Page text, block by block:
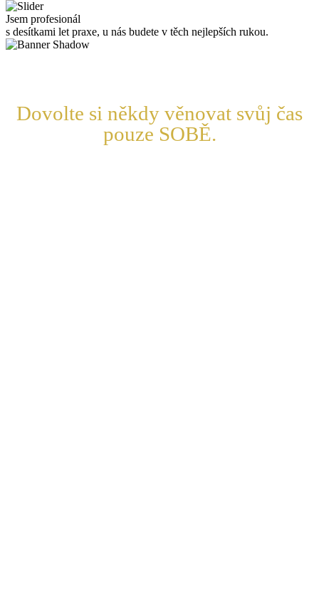
Jsem profesionál
s desítkami let praxe, u nás budete v těch nejlepších rukou.
Dovolte si někdy věnovat svůj čas
pouze SOBĚ.